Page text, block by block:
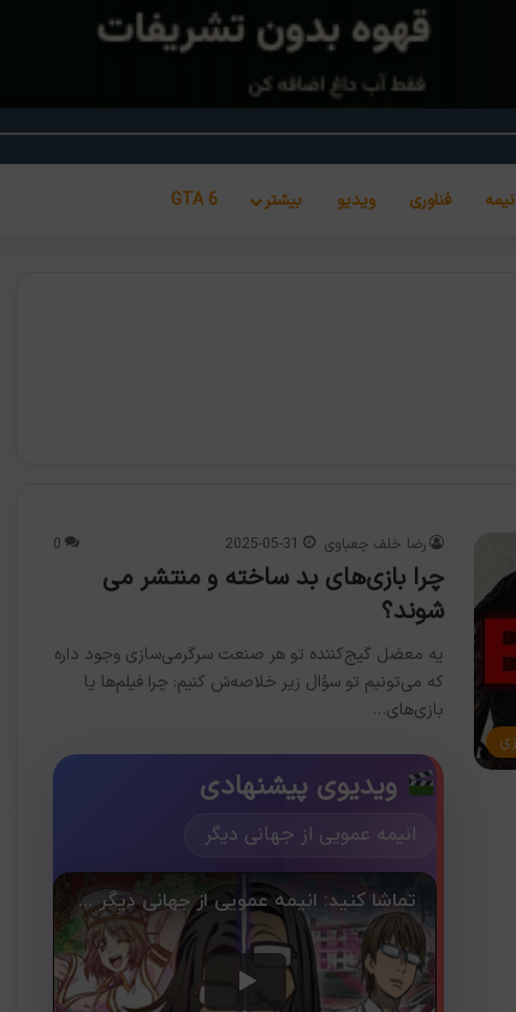
فناوری ویدیو بیشتر GTA 6
رضا خلف چعباوی 2025-05-31
0
چرا بازی‌های بد ساخته و منتشر می
شوند؟
یه معضل گیج‌کننده تو هر صنعت سرگرمی‌سازی وجود داره
که می‌تونیم تو سؤال زیر خلاصه‌ش کنیم: چرا فیلم‌ها یا
بازی‌های…
ویدیوی پیشنهادی
انیمه عمویی از جهانی دیگر